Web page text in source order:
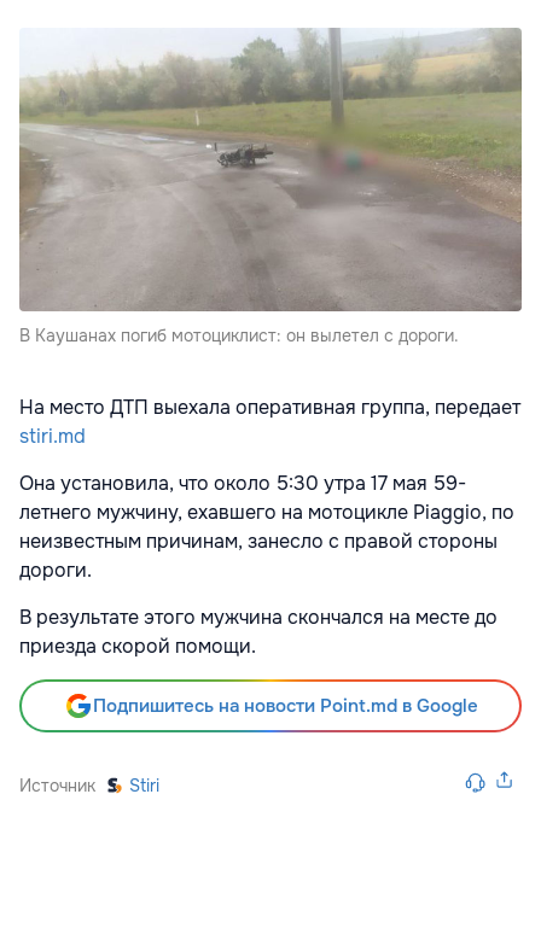
В Каушанах погиб мотоциклист: он вылетел с дороги.
На место ДТП выехала оперативная группа, передает
stiri.md
Она установила, что около 5:30 утра 17 мая 59-
летнего мужчину, ехавшего на мотоцикле Piaggio, по
неизвестным причинам, занесло с правой стороны
дороги.
В результате этого мужчина скончался на месте до
приезда скорой помощи.
Подпишитесь на новости Point.md в Google
Источник Stiri